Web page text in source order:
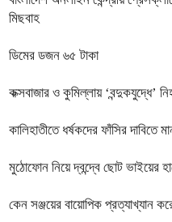
মিছবাহ
ডিমের ডজন ৬৫ টাকা
কক্সবাজার ও কুমিল্লায় ‘বন্দুকযুদ্ধে’
কালিহাতীতে ধর্ষকদের ফাঁসির দাবিতে
মুঠোফোন নিয়ে দ্বন্দ্বে ছোট ভাইয়ের
কেন সঞ্জয়ের বায়োপিক প্রত্যাখ্যান